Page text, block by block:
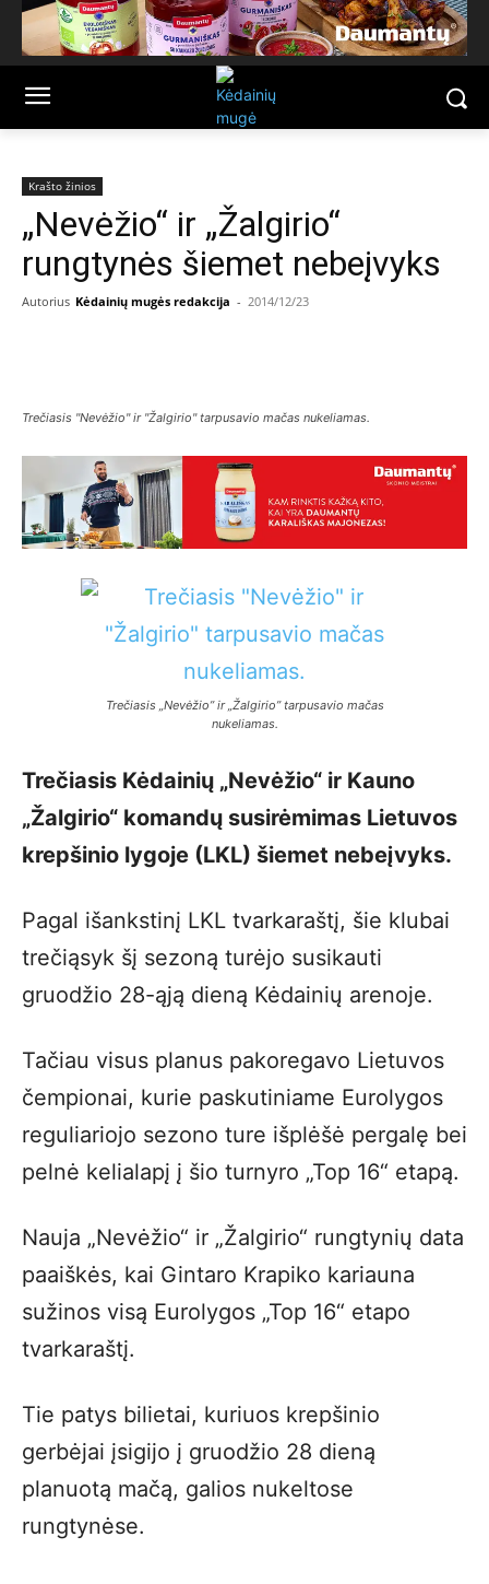
Krašto žinios
„Nevėžio“ ir „Žalgirio“
rungtynės šiemet nebeįvyks
Autorius Kėdainių mugės redakcija - 2014/12/23
Trečiasis "Nevėžio" ir "Žalgirio" tarpusavio mačas nukeliamas.
Trečiasis „Nevėžio” ir „Žalgirio” tarpusavio mačas
nukeliamas.
Trečiasis Kėdainių „Nevėžio“ ir Kauno
„Žalgirio“ komandų susirėmimas Lietuvos
krepšinio lygoje (LKL) šiemet nebeįvyks.
Pagal išankstinį LKL tvarkaraštį, šie klubai
trečiąsyk šį sezoną turėjo susikauti
gruodžio 28-ąją dieną Kėdainių arenoje.
Tačiau visus planus pakoregavo Lietuvos
čempionai, kurie paskutiniame Eurolygos
reguliariojo sezono ture išplėšė pergalę bei
pelnė kelialapį į šio turnyro „Top 16“ etapą.
Nauja „Nevėžio“ ir „Žalgirio“ rungtynių data
paaiškės, kai Gintaro Krapiko kariauna
sužinos visą Eurolygos „Top 16“ etapo
tvarkaraštį.
Tie patys bilietai, kuriuos krepšinio
gerbėjai įsigijo į gruodžio 28 dieną
planuotą mačą, galios nukeltose
rungtynėse.